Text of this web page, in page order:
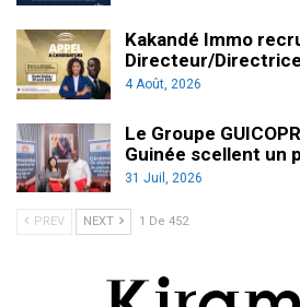
Kakandé Immo
Directeur/
4 Août, 2026
Le Groupe
Guinée scellent un
31 Juil, 2026
PREV NEXT 1 De 452